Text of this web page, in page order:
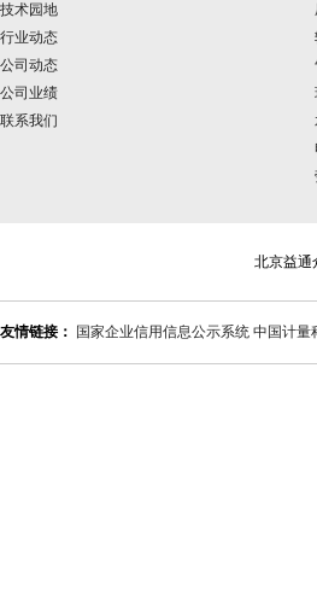
技术园地
行业动态
公司动态
公司业绩
联系我们
北京益通
友情链接： 国家企业信用信息公示系统 中国计量